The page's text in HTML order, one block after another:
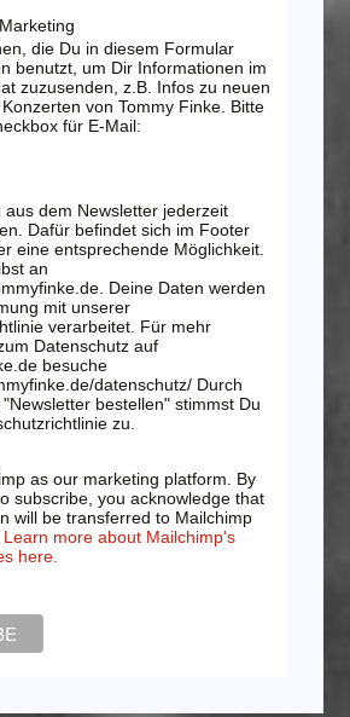
die Du in diesem Formular
benutzt, um Dir Informationen im
zuzusenden, z.B. Infos zu neuen
von Tommy Finke. Bitte
für E-Mail:
aus dem Newsletter jederzeit
Dafür befindet sich im Footer
eine entsprechende Möglichkeit.
an
Deine Daten werden
mit unserer
verarbeitet. Für mehr
Datenschutz auf
besuche
datenschutz/ Durch
bestellen" stimmst Du
zu.
as our marketing platform. By
subscribe, you acknowledge that
will be transferred to Mailchimp
Learn more about Mailchimp's
here.